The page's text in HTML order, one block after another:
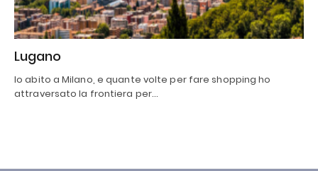
Lugano
Io abito a Milano, e quante volte per fare shopping ho
attraversato la frontiera per…